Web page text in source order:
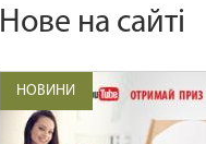
Нове на сайті
НОВИНИ